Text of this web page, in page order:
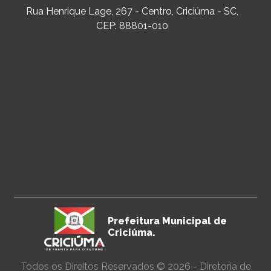
Rua Henrique Lage, 267 - Centro, Criciúma - SC,
CEP: 88801-010
Prefeitura Municipal de
Criciúma.
Todos os Direitos Reservados © 2026 - Diretoria de